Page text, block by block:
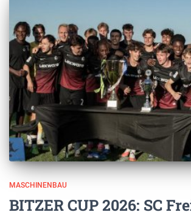
MASCHINENBAU
BITZER CUP 2026: SC